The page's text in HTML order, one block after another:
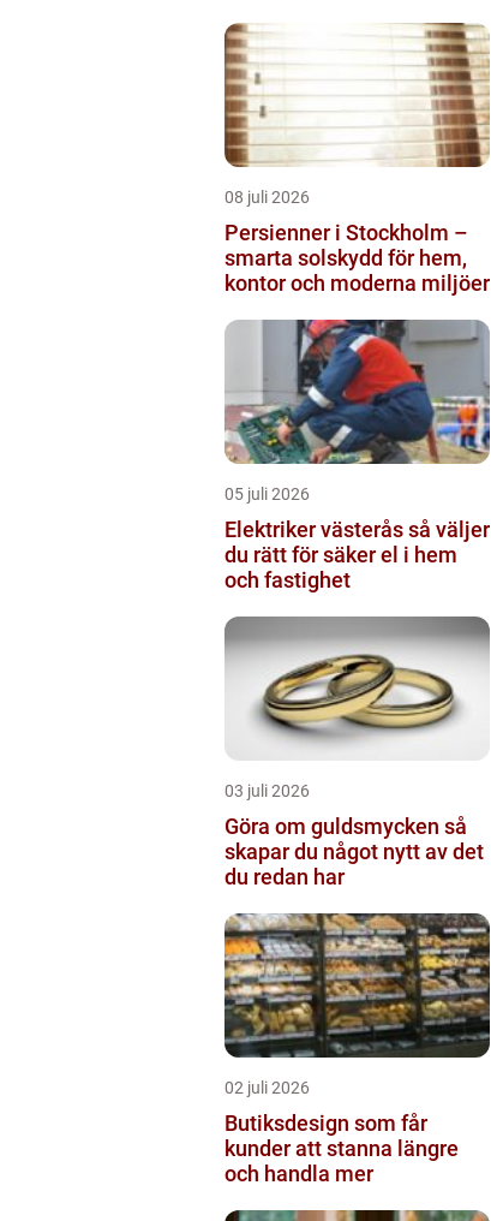
08 juli 2026
Persienner i Stockholm –
smarta solskydd för hem,
kontor och moderna miljöer
05 juli 2026
Elektriker västerås så väljer
du rätt för säker el i hem
och fastighet
03 juli 2026
Göra om guldsmycken så
skapar du något nytt av det
du redan har
02 juli 2026
Butiksdesign som får
kunder att stanna längre
och handla mer